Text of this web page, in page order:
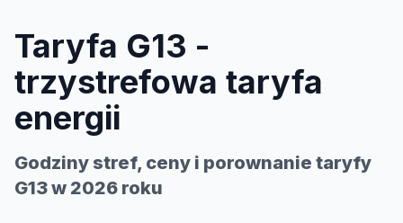
Taryfa G13 -
trzystrefowa taryfa
energii
Godziny stref, ceny i porownanie taryfy
G13 w 2026 roku